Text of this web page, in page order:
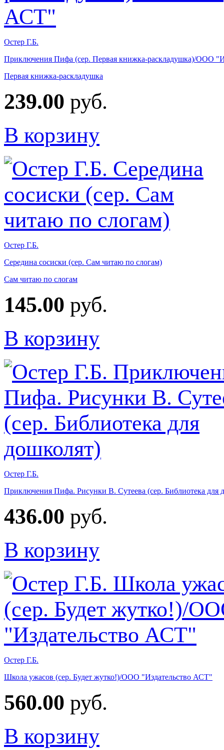
Остер Г.Б.
Приключения Пифа (сер. Первая книжка-раскладушка)/ООО
Первая книжка-раскладушка
239.00 руб.
В корзину
Остер Г.Б.
Середина сосиски (сер. Сам читаю по слогам)
Сам читаю по слогам
145.00 руб.
В корзину
Остер Г.Б.
Приключения Пифа. Рисунки В. Сутеева (сер. Библиотека для
436.00 руб.
В корзину
Остер Г.Б.
Школа ужасов (сер. Будет жутко!)/ООО "Издательство АСТ"
560.00 руб.
В корзину